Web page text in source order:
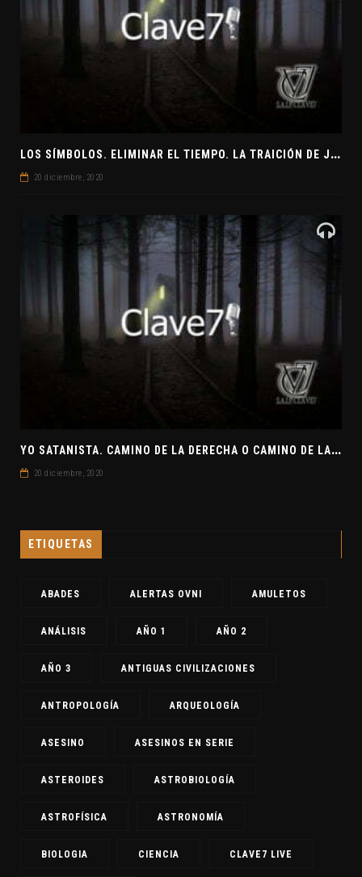
L
OS SÍMBOLOS. ELIMINAR EL TIEMPO. LA TRAICIÓN DE JUDAS
20 diciembre, 2020
Y
O SATANISTA. CAMINO DE LA DERECHA O CAMINO DE LA IZQUIERDA. CLAVE7 NEWS
20 diciembre, 2020
ETIQUETAS
ABADES ALERTAS OVNI AMULETOS
ANÁLISIS AÑO 1 AÑO 2
AÑO 3 ANTIGUAS CIVILIZACIONES
ANTROPOLOGÍA ARQUEOLOGÍA
ASESINO ASESINOS EN SERIE
ASTEROIDES ASTROBIOLOGÍA
ASTROFÍSICA ASTRONOMÍA
BIOLOGIA CIENCIA CLAVE7 LIVE